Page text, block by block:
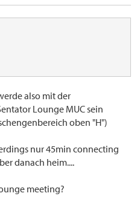
also mit der
Lounge MUC sein
oben "H")
nur 45min connecting
danach heim....
meeting?